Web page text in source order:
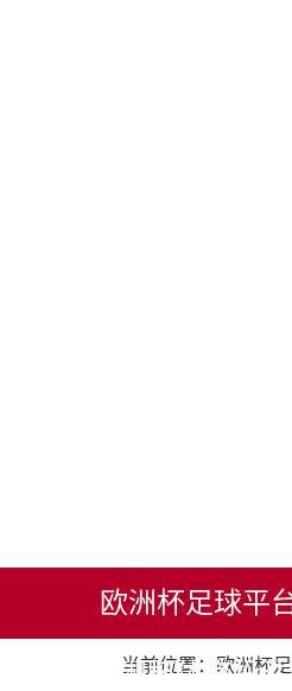
欧洲杯足球平
欧洲杯体育投
当前位置： 欧洲杯